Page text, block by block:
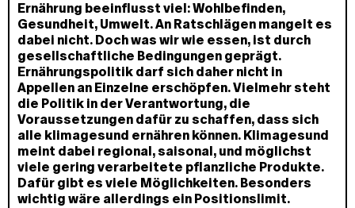
Ernährung beeinflusst viel: Wohlbefinden,
Gesundheit, Umwelt. An Ratschlägen mangelt es
dabei nicht. Doch was wir wie essen, ist durch
gesellschaftliche Bedingungen geprägt.
Ernährungspolitik darf sich daher nicht in
Appellen an Einzelne erschöpfen. Vielmehr steht
die Politik in der Verantwortung, die
Voraussetzungen dafür zu schaffen, dass sich
alle klimagesund ernähren können. Klimagesund
meint dabei regional, saisonal, und möglichst
viele gering verarbeitete pflanzliche Produkte.
Dafür gibt es viele Möglichkeiten. Besonders
wichtig wäre allerdings ein Positionslimit.